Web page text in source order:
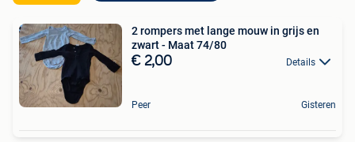
2 rompers met lange mouw in grijs en
zwart - Maat 74/80
€ 2,00 Details
Peer Gisteren